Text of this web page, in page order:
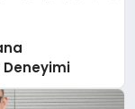
Deneyimi